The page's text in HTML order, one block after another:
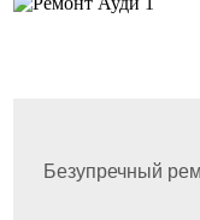
Безупречный